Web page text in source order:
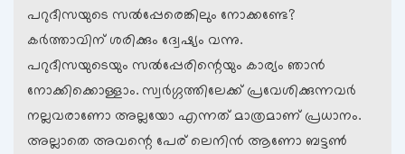
പറുദീസയുടെ സല്‍പ്പേരെങ്കിലും നോക്കണ്ടേ?
കര്‍ത്താവിന് ശരിക്കും ദ്വേഷ്യം വന്നു.
പറുദീസയുടെയും സല്‍പ്പേരിന്റെയും കാര്യം ഞാന്‍
നോക്കിക്കൊള്ളാം. സ്വര്‍ഗ്ഗത്തിലേക്ക് പ്രവേശിക്കുന്നവര്‍
നല്ലവരാണോ അല്ലയോ എന്നത് മാത്രമാണ് പ്രധാനം.
അല്ലാതെ അവന്റെ പേര് ലെനിന്‍ ആണോ ബട്ടണ്‍